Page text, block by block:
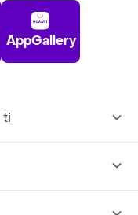
AppGallery
ti